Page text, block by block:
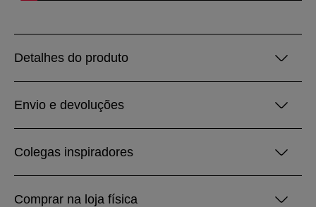
Detalhes do produto
Envio e devoluções
Colegas inspiradores
Comprar na loja física